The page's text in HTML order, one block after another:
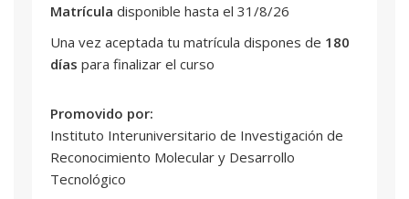
Matrícula disponible hasta el 31/8/26
Una vez aceptada tu matrícula dispones de 180
días para finalizar el curso
Promovido por:
Instituto Interuniversitario de Investigación de
Reconocimiento Molecular y Desarrollo
Tecnológico